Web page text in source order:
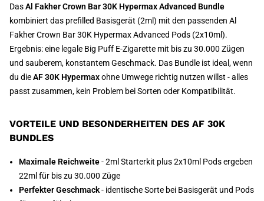
DasAl Fakher Crown Bar 30K Hypermax Advanced Bundle
kombiniert das prefilled Basisgerät (2ml) mit den passenden Al
Fakher Crown Bar 30K Hypermax Advanced Pods (2x10ml).
Ergebnis: eine legale Big Puff E-Zigarette mit bis zu 30.000 Zügen
und sauberem, konstantem Geschmack. Das Bundle ist ideal, wenn
du dieAF 30K Hypermaxohne Umwege richtig nutzen willst - alles
passt zusammen, kein Problem bei Sorten oder Kompatibilität.
VORTEILE UND BESONDERHEITEN DES AF 30K
BUNDLES
Maximale Reichweite- 2ml Starterkit plus 2x10ml Pods ergeben
22ml für bis zu 30.000 Züge
Perfekter Geschmack- identische Sorte bei Basisgerät und Pods